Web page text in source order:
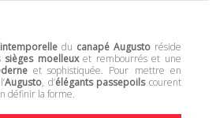
du canapé Augustoréside
sièges moelleuxet rembourrés et une
et sophistiquée. Pour mettre en
Augusto, d’élégants passepoilscourent
définir la forme.